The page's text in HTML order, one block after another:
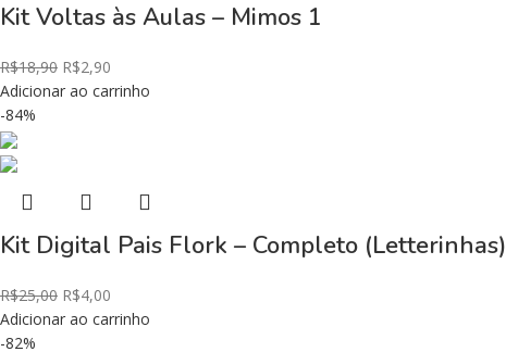
Kit Voltas às Aulas – Mimos 1
R$18,90 R$2,90
Adicionar ao carrinho
-84%
Kit Digital Pais Flork – Completo (Letterinhas)
R$25,00 R$4,00
Adicionar ao carrinho
-82%